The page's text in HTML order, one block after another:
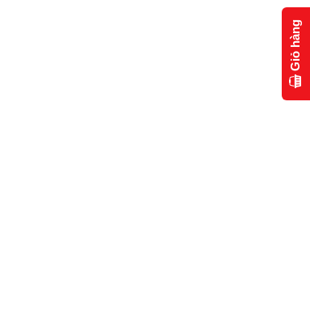
Giỏ hàng